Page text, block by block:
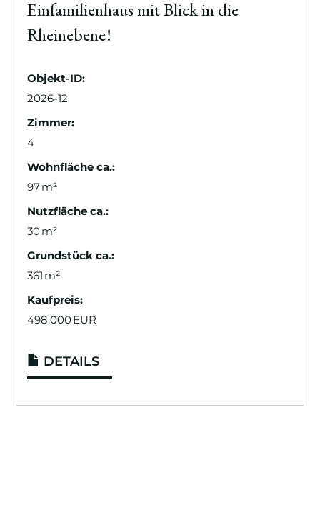
Einfamilienhaus mit Blick in die
Rheinebene!
Objekt-ID:
2026-12
Zimmer:
4
Wohnfläche ca.:
97 m²
Nutzfläche ca.:
30 m²
Grund­stück ca.:
361 m²
Kaufpreis:
498.000 EUR
DETAILS